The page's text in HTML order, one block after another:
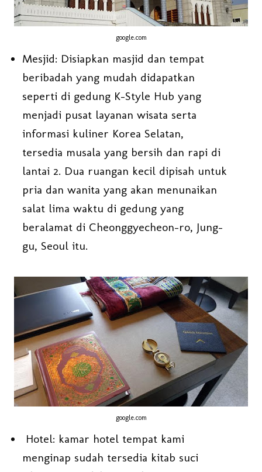
google.com
Mesjid: Disiapkan masjid dan tempat
beribadah yang mudah didapatkan
seperti di gedung K-Style Hub yang
menjadi pusat layanan wisata serta
informasi kuliner Korea Selatan,
tersedia musala yang bersih dan rapi di
lantai 2. Dua ruangan kecil dipisah untuk
pria dan wanita yang akan menunaikan
salat lima waktu di gedung yang
beralamat di Cheonggyecheon-ro, Jung-
gu, Seoul itu.
google.com
Hotel: kamar hotel tempat kami
menginap sudah tersedia kitab suci